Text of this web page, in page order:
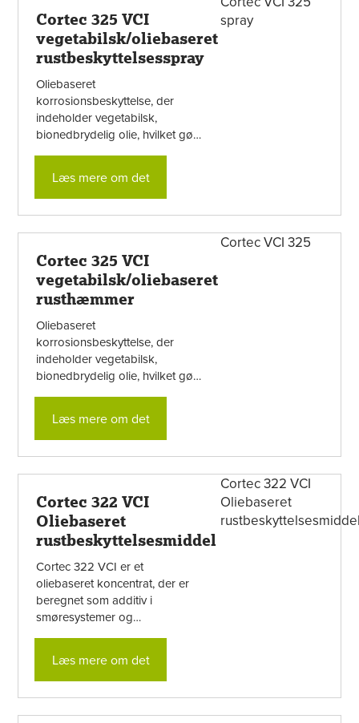
Cortec 325 VCI
vegetabilsk/oliebaseret
rustbeskyttelsesspray
Oliebaseret
korrosionsbeskyttelse, der
indeholder vegetabilsk,
bionedbrydelig olie, hvilket gør
den skånsom mod miljøet. Kan
Læs mere om det
Cortec 325 VCI
vegetabilsk/oliebaseret
rusthæmmer
Oliebaseret
korrosionsbeskyttelse, der
indeholder vegetabilsk,
bionedbrydelig olie, hvilket gør
den skånsom mod miljøet. Kan
Læs mere om det
Cortec 322 VCI
Oliebaseret
rustbeskyttelsesmiddel
Cortec 322 VCI er et
oliebaseret koncentrat, der er
beregnet som additiv i
smøresystemer og
hydraulikolier. Velegnet både til
Læs mere om det